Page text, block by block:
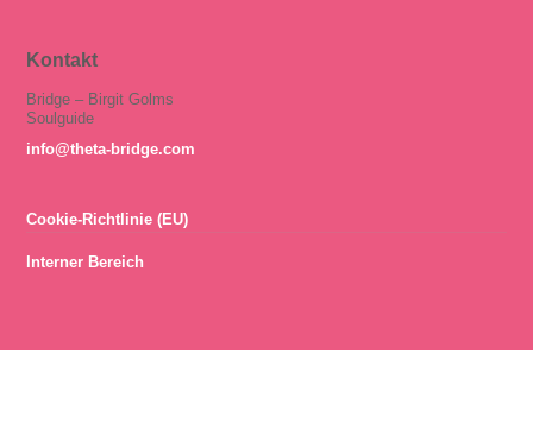
Kontakt
Bridge – Birgit Golms
Soulguide
info@theta-bridge.com
Cookie-Richtlinie (EU)
Interner Bereich